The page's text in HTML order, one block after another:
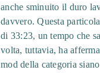
anche sminuito il duro
davvero. Questa
di 33:23, un tempo che
volta, tuttavia, ha
mod della categoria